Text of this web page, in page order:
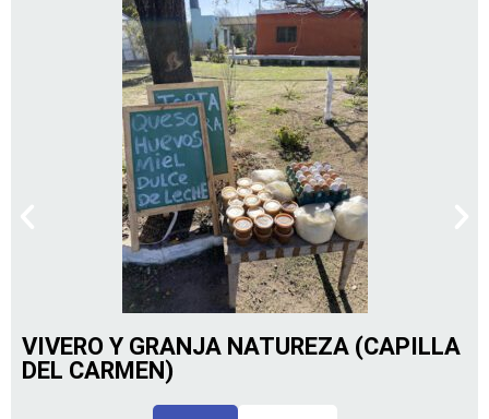
VIVERO Y GRANJA NATUREZA (CAPILLA
DEL CARMEN)